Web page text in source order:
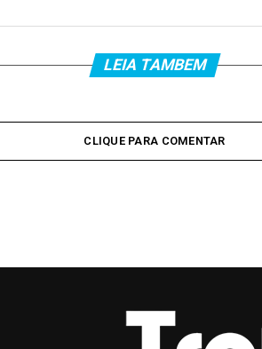
LEIA TAMBEM
CLIQUE PARA COMENTAR